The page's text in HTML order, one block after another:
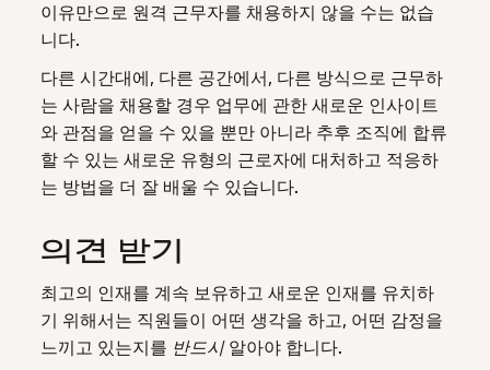
이유만으로 원격 근무자를 채용하지 않을 수는 없습
니다.
다른 시간대에, 다른 공간에서, 다른 방식으로 근무하
는 사람을 채용할 경우 업무에 관한 새로운 인사이트
와 관점을 얻을 수 있을 뿐만 아니라 추후 조직에 합류
할 수 있는 새로운 유형의 근로자에 대처하고 적응하
는 방법을 더 잘 배울 수 있습니다.
의견 받기
최고의 인재를 계속 보유하고 새로운 인재를 유치하
기 위해서는 직원들이 어떤 생각을 하고, 어떤 감정을
느끼고 있는지를 반드시알아야 합니다.